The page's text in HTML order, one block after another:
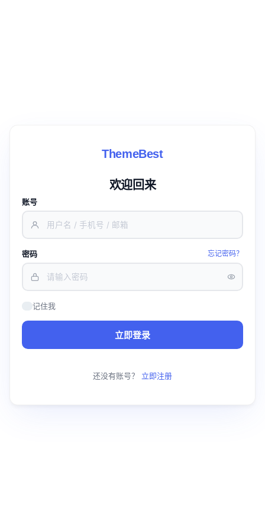
ThemeBest
欢迎回来
账号
密码 忘记密码？
记住我
立即登录
还没有账号？ 立即注册